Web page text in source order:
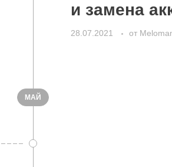
и замена
28.07.2021 от
МАЙ